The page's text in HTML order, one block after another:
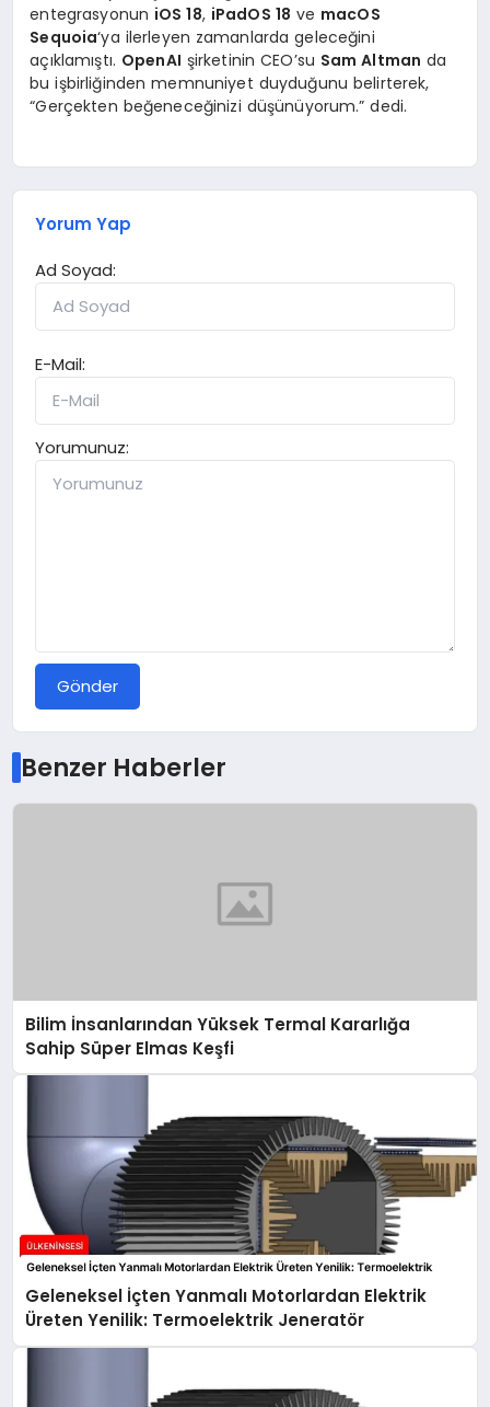
entegrasyonun iOS 18, iPadOS 18 ve macOS
Sequoia‘ya ilerleyen zamanlarda geleceğini
açıklamıştı. OpenAI şirketinin CEO’su Sam Altman da
bu işbirliğinden memnuniyet duyduğunu belirterek,
“Gerçekten beğeneceğinizi düşünüyorum.” dedi.
Yorum Yap
Ad Soyad:
E-Mail:
Yorumunuz:
Gönder
Benzer Haberler
Bilim İnsanlarından Yüksek Termal Kararlığa
Sahip Süper Elmas Keşfi
Geleneksel İçten Yanmalı Motorlardan Elektrik
Üreten Yenilik: Termoelektrik Jeneratör